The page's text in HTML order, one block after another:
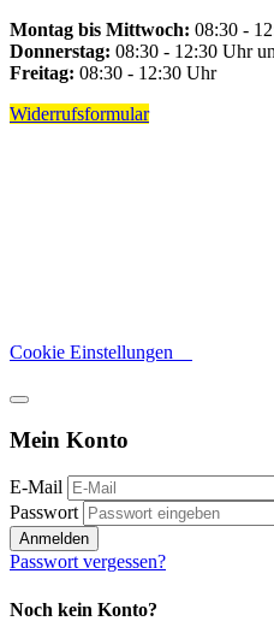
Montag bis Mittwoch: 08:30 -
Donnerstag: 08:30 - 12:30 Uhr
Freitag: 08:30 - 12:30 Uhr
Widerrufsformular
Cookie Einstellungen
Mein Konto
E-Mail
Passwort
Anmelden
Passwort vergessen?
Noch kein Konto?